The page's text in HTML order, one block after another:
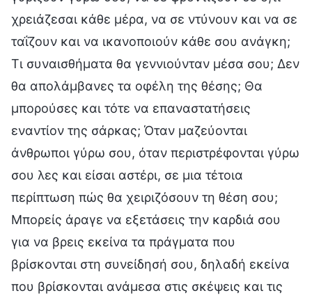
χρειάζεσαι κάθε μέρα, να σε ντύνουν και να σε
ταΐζουν και να ικανοποιούν κάθε σου ανάγκη;
Τι συναισθήματα θα γεννιούνταν μέσα σου; Δεν
θα απολάμβανες τα οφέλη της θέσης; Θα
μπορούσες και τότε να επαναστατήσεις
εναντίον της σάρκας; Όταν μαζεύονται
άνθρωποι γύρω σου, όταν περιστρέφονται γύρω
σου λες και είσαι αστέρι, σε μια τέτοια
περίπτωση πώς θα χειριζόσουν τη θέση σου;
Μπορείς άραγε να εξετάσεις την καρδιά σου
για να βρεις εκείνα τα πράγματα που
βρίσκονται στη συνείδησή σου, δηλαδή εκείνα
που βρίσκονται ανάμεσα στις σκέψεις και τις